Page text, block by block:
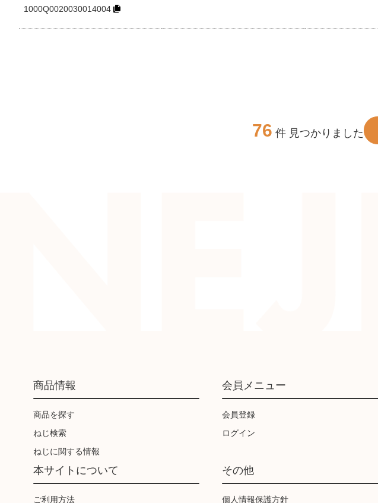
1000Q0020030014004
76 件 見つかりました
商品情報
商品を探す
ねじ検索
ねじに関する情報
会員メニュー
会員登録
ログイン
本サイトについて
ご利用方法
その他
個人情報保護方針